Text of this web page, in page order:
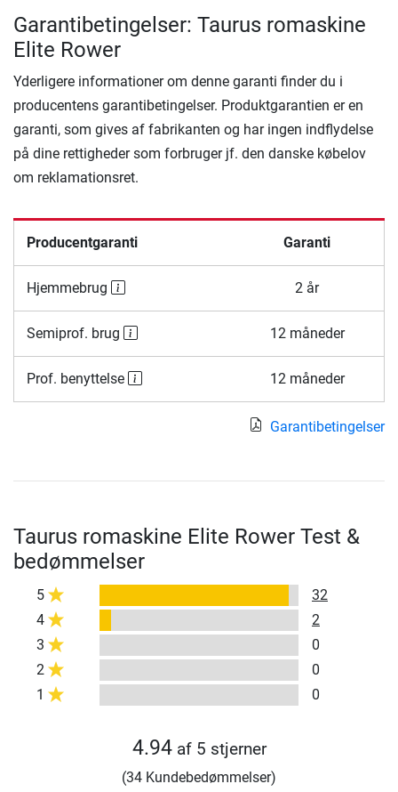
Garantibetingelser: Taurus romaskine
Elite Rower
Yderligere informationer om denne garanti finder du i
producentens garantibetingelser. Produktgarantien er en
garanti, som gives af fabrikanten og har ingen indflydelse
på dine rettigheder som forbruger jf. den danske købelov
om reklamationsret.
Producentgaranti Garanti
Hjemmebrug 2 år
Semiprof. brug 12 måneder
Prof. benyttelse 12 måneder
Garantibetingelser
Taurus romaskine Elite Rower Test &
bedømmelser
5
32
4
2
3
0
2
0
1
0
4.94af 5 stjerner
(34 Kundebedømmelser)